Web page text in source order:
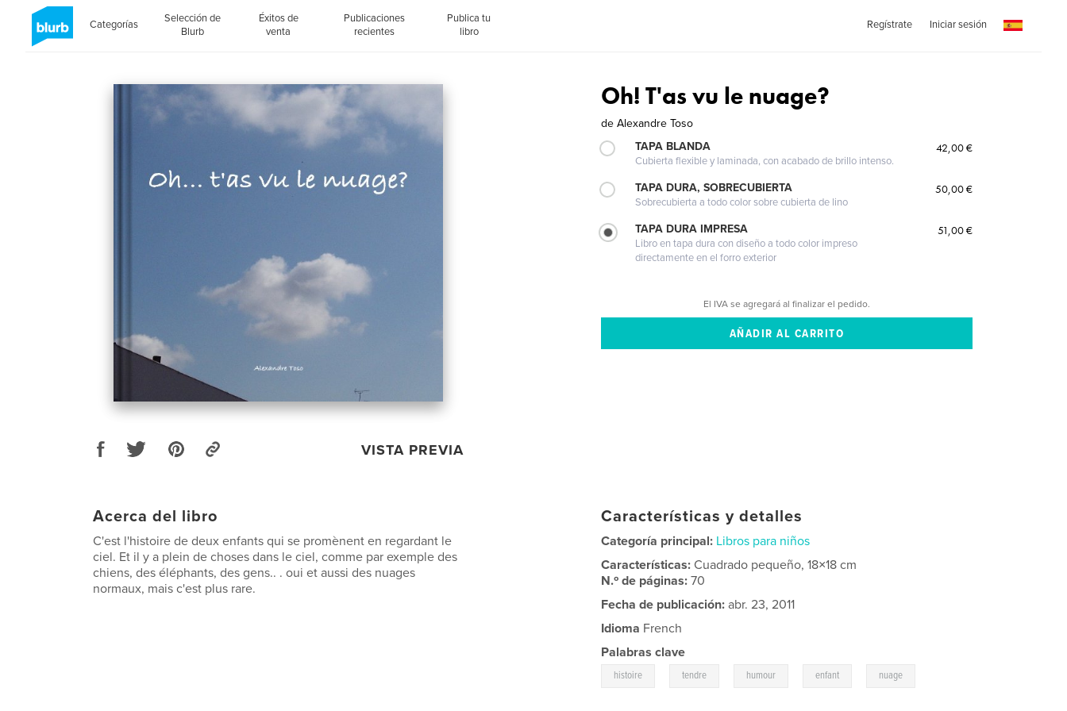
Categorías
Selección de
Blurb
Éxitos de
venta
Publicaciones
recientes
Publica tu
libro
Regístrate Iniciar sesión
VISTA PREVIA
Oh! T'as vu le nuage?
de Alexandre Toso
TAPA BLANDA
Cubierta flexible y laminada, con acabado de brillo intenso.
42,00 €
TAPA DURA, SOBRECUBIERTA
Sobrecubierta a todo color sobre cubierta de lino
50,00 €
TAPA DURA IMPRESA
Libro en tapa dura con diseño a todo color impreso
directamente en el forro exterior
51,00 €
El IVA se agregará al finalizar el pedido.
Acerca del libro
C'est l'histoire de deux enfants qui se promènent en regardant le
ciel. Et il y a plein de choses dans le ciel, comme par exemple des
chiens, des éléphants, des gens.. . oui et aussi des nuages
normaux, mais c'est plus rare.
Características y detalles
Categoría principal: Libros para niños
Características:Cuadrado pequeño, 18×18 cm
N.º de páginas:70
Fecha de publicación: abr. 23, 2011
Idioma French
Palabras clave
histoire tendre humour enfant nuage